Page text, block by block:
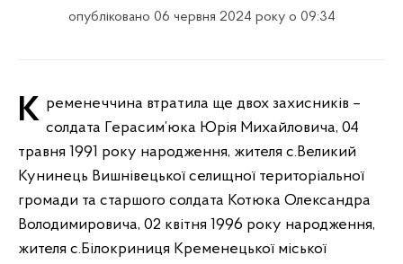
опубліковано 06 червня 2024 року о 09:34
Кременеччина втратила ще двох захисників – солдата Герасим’юка Юрія Михайловича, 04
травня 1991 року народження, жителя с.Великий
Кунинець Вишнівецької селищної територіальної
громади та старшого солдата Котюка Олександра
Володимировича, 02 квітня 1996 року народження,
жителя с.Білокриниця Кременецької міської